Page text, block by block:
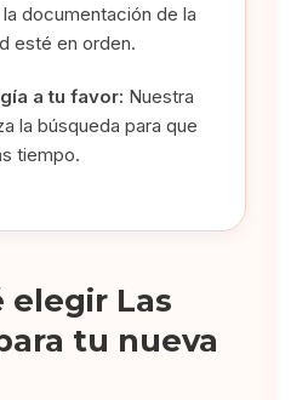
documentación de la
esté en orden.
a tu favor: Nuestra
la búsqueda para que
tiempo.
elegir Las
tu nueva